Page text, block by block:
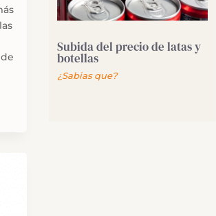
Subida del precio de latas y
botellas
¿Sabias que?